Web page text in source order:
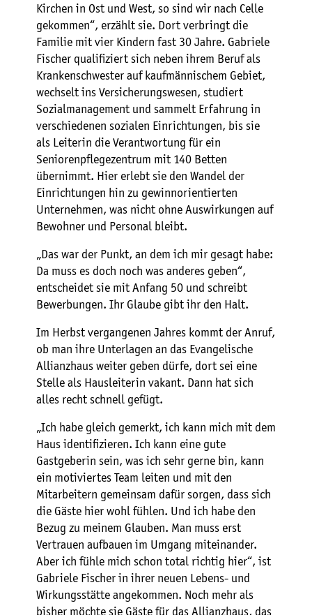
Kirchen in Ost und West, so sind wir nach Celle
gekommen“, erzählt sie. Dort verbringt die
Familie mit vier Kindern fast 30 Jahre. Gabriele
Fischer qualifiziert sich neben ihrem Beruf als
Krankenschwester auf kaufmännischem Gebiet,
wechselt ins Versicherungswesen, studiert
Sozialmanagement und sammelt Erfahrung in
verschiedenen sozialen Einrichtungen, bis sie
als Leiterin die Verantwortung für ein
Seniorenpflegezentrum mit 140 Betten
übernimmt. Hier erlebt sie den Wandel der
Einrichtungen hin zu gewinnorientierten
Unternehmen, was nicht ohne Auswirkungen auf
Bewohner und Personal bleibt.
„Das war der Punkt, an dem ich mir gesagt habe:
Da muss es doch noch was anderes geben“,
entscheidet sie mit Anfang 50 und schreibt
Bewerbungen. Ihr Glaube gibt ihr den Halt.
Im Herbst vergangenen Jahres kommt der Anruf,
ob man ihre Unterlagen an das Evangelische
Allianzhaus weiter geben dürfe, dort sei eine
Stelle als Hausleiterin vakant. Dann hat sich
alles recht schnell gefügt.
„Ich habe gleich gemerkt, ich kann mich mit dem
Haus identifizieren. Ich kann eine gute
Gastgeberin sein, was ich sehr gerne bin, kann
ein motiviertes Team leiten und mit den
Mitarbeitern gemeinsam dafür sorgen, dass sich
die Gäste hier wohl fühlen. Und ich habe den
Bezug zu meinem Glauben. Man muss erst
Vertrauen aufbauen im Umgang miteinander.
Aber ich fühle mich schon total richtig hier“, ist
Gabriele Fischer in ihrer neuen Lebens- und
Wirkungsstätte angekommen. Noch mehr als
bisher möchte sie Gäste für das Allianzhaus, das